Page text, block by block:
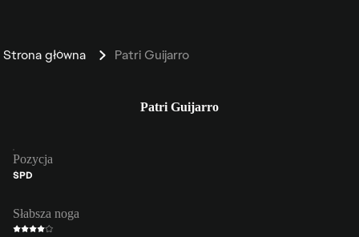
Strona główna Patri Guijarro
Patri Guijarro
Pozycja
ŚPD
Słabsza noga